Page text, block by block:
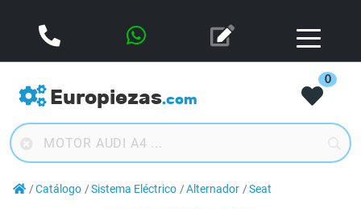
Europiezas.com
0
Catálogo Sistema Eléctrico Alternador Seat